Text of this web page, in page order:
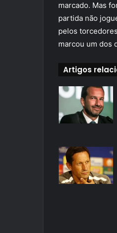
marcado. Mas
partida não
pelos
marcou um dos
Artigos